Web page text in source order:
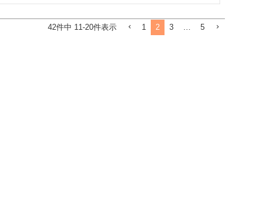
42件中 11-20件表示 1 2 3 5